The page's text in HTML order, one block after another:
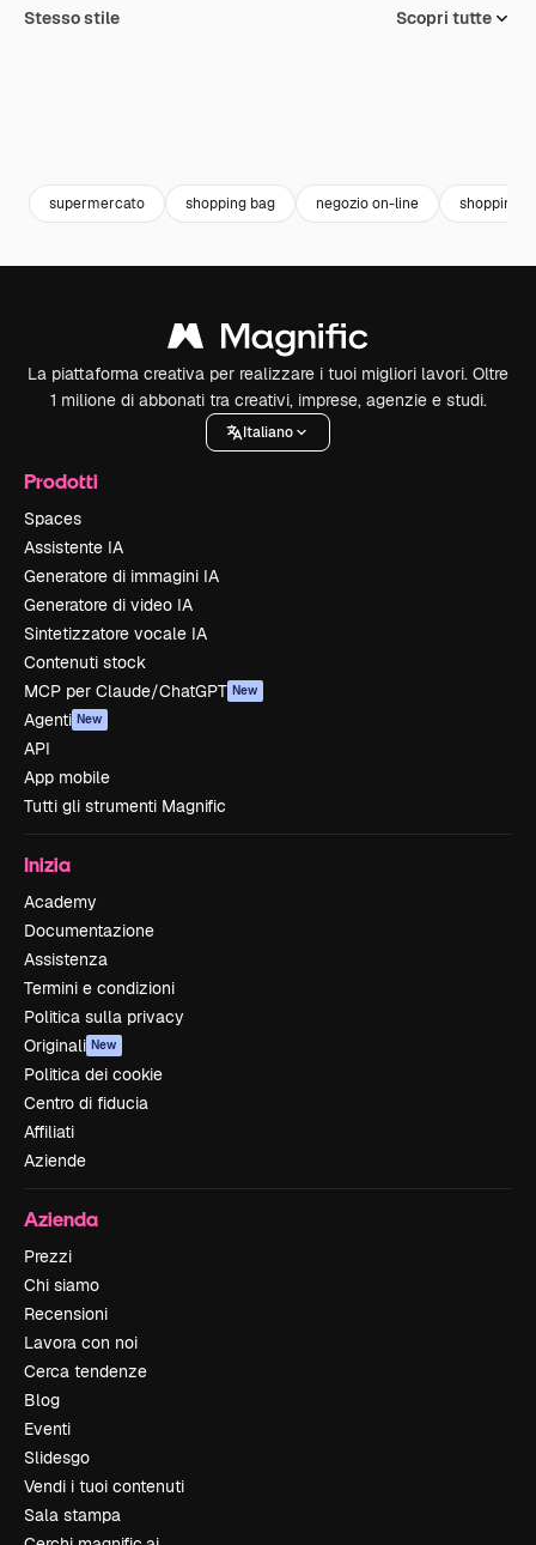
Stesso stile Scopri tutte
supermercato shopping bag negozio on-line shopping
La piattaforma creativa per realizzare i tuoi migliori lavori. Oltre
1 milione di abbonati tra creativi, imprese, agenzie e studi.
Italiano
Prodotti
Spaces
Assistente IA
Generatore di immagini IA
Generatore di video IA
Sintetizzatore vocale IA
Contenuti stock
MCP per Claude/ChatGPT New
Agenti New
API
App mobile
Tutti gli strumenti Magnific
Inizia
Academy
Documentazione
Assistenza
Termini e condizioni
Politica sulla privacy
Originali New
Politica dei cookie
Centro di fiducia
Affiliati
Aziende
Azienda
Prezzi
Chi siamo
Recensioni
Lavora con noi
Cerca tendenze
Blog
Eventi
Slidesgo
Vendi i tuoi contenuti
Sala stampa